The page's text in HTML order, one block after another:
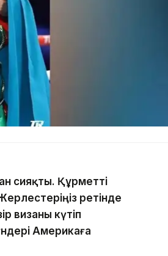
сияқты. Құрметті
ретінде
визаны күтіп
Америкаға